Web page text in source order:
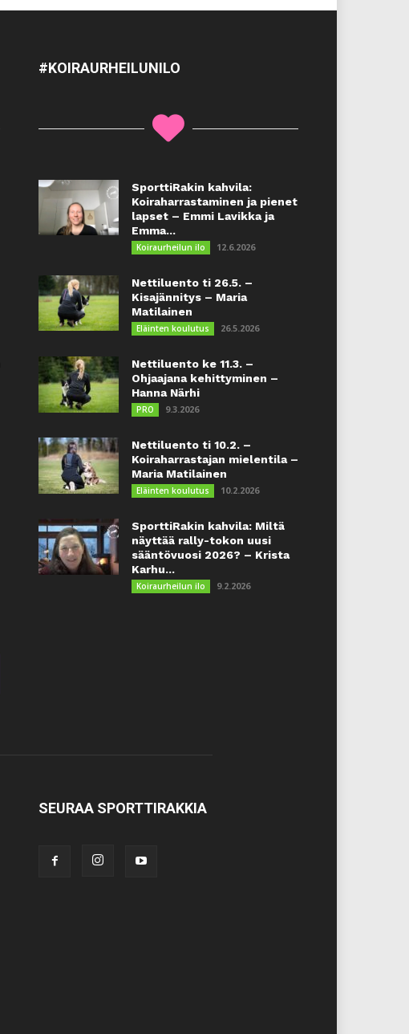
#KOIRAURHEILUNILO
SporttiRakin kahvila:
Koiraharrastaminen ja pienet
lapset – Emmi Lavikka ja
Emma...
Koiraurheilun ilo 12.6.2026
Nettiluento ti 26.5. –
Kisajännitys – Maria
Matilainen
Eläinten koulutus 26.5.2026
Nettiluento ke 11.3. –
Ohjaajana kehittyminen –
Hanna Närhi
PRO 9.3.2026
Nettiluento ti 10.2. –
Koiraharrastajan mielentila –
Maria Matilainen
Eläinten koulutus 10.2.2026
SporttiRakin kahvila: Miltä
näyttää rally-tokon uusi
sääntövuosi 2026? – Krista
Karhu...
Koiraurheilun ilo 9.2.2026
SEURAA SPORTTIRAKKIA